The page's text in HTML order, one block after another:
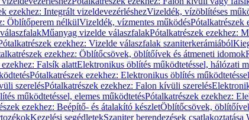
ezekhez: Integrált vizeldevezérléshezVizeldék, vízöblítéses
Öblítőperem nélkülVizeldék, vízmentes működésPótalkatrészek
Műanyag vizelde válaszfalakPótalkatrészek ezekhez:
ezekhez: Vizelde válaszfalak szaniterkerámiából
ezekhez: Öblítőcsövek, öblítőívek és átmeneti idomok
Falsík alattElektronikus öblítés működtetéssel, hálózati
Pótalkatrészek ezekhez: Elektronikus öblítés
szerelésPótalkatrészek ezekhez: Falon kívüli szerelés
működtetéssel, elemes működtetésPótalkatrészek ezekhez:
ezekhez: Beépítő- és átalakító készletÖblítőcsövek,
Kezelési segédletekSzaniter berendezések